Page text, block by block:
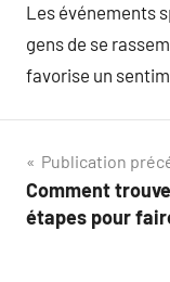
Les événements
gens de se
favorise un
de
Publication
Comment
étapes pour